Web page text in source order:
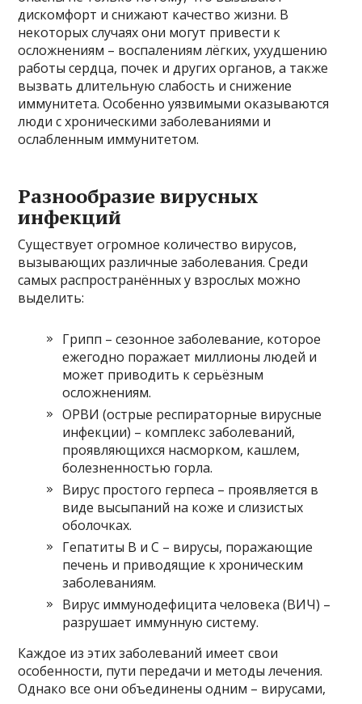
дискомфорт и снижают качество жизни. В
некоторых случаях они могут привести к
осложнениям – воспалениям лёгких, ухудшению
работы сердца, почек и других органов, а также
вызвать длительную слабость и снижение
иммунитета. Особенно уязвимыми оказываются
люди с хроническими заболеваниями и
ослабленным иммунитетом.
Разнообразие вирусных
инфекций
Существует огромное количество вирусов,
вызывающих различные заболевания. Среди
самых распространённых у взрослых можно
выделить:
Грипп – сезонное заболевание, которое
ежегодно поражает миллионы людей и
может приводить к серьёзным
осложнениям.
ОРВИ (острые респираторные вирусные
инфекции) – комплекс заболеваний,
проявляющихся насморком, кашлем,
болезненностью горла.
Вирус простого герпеса – проявляется в
виде высыпаний на коже и слизистых
оболочках.
Гепатиты В и С – вирусы, поражающие
печень и приводящие к хроническим
заболеваниям.
Вирус иммунодефицита человека (ВИЧ) –
разрушает иммунную систему.
Каждое из этих заболеваний имеет свои
особенности, пути передачи и методы лечения.
Однако все они объединены одним – вирусами,